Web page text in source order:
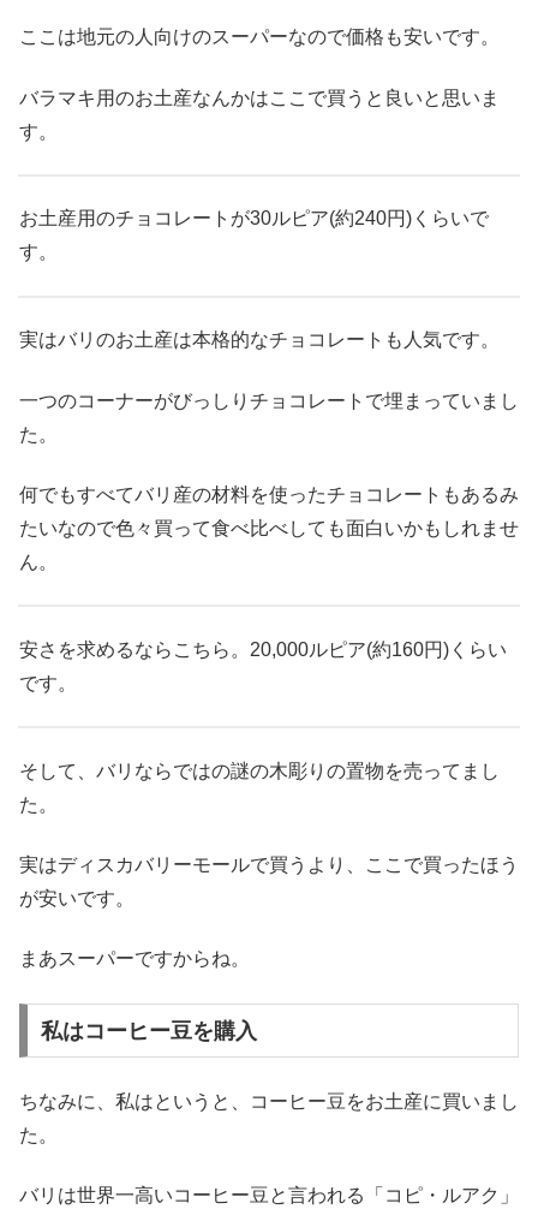
ここは地元の人向けのスーパーなので価格も安いです。
バラマキ用のお土産なんかはここで買うと良いと思いま
す。
お土産用のチョコレートが30ルピア(約240円)くらいで
す。
実はバリのお土産は本格的なチョコレートも人気です。
一つのコーナーがびっしりチョコレートで埋まっていまし
た。
何でもすべてバリ産の材料を使ったチョコレートもあるみ
たいなので色々買って食べ比べしても面白いかもしれませ
ん。
安さを求めるならこちら。20,000ルピア(約160円)くらい
です。
そして、バリならではの謎の木彫りの置物を売ってまし
た。
実はディスカバリーモールで買うより、ここで買ったほう
が安いです。
まあスーパーですからね。
私はコーヒー豆を購入
ちなみに、私はというと、コーヒー豆をお土産に買いまし
た。
バリは世界一高いコーヒー豆と言われる「コピ・ルアク」